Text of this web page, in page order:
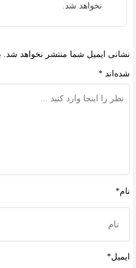
نخواهد شد.
نشانی ایمیل شما منتشر نخواهد شد.
شده‌اند *
نام*
ایمیل*